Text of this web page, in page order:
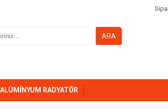
ARA
ALÜMİNYUM RADYATÖR